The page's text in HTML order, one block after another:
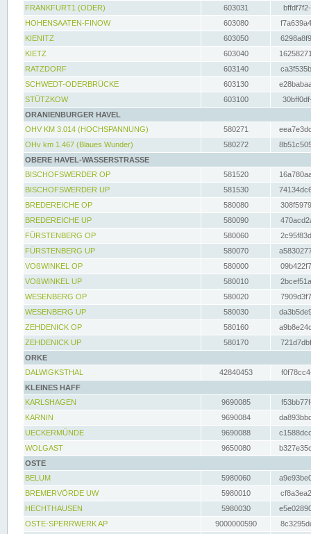
FRANKFURT1 (ODER)
603031
HOHENSAATEN-FINOW
603080
KIENITZ
603050
KIETZ
603040
RATZDORF
603140
SCHWEDT-ODERBRÜCKE
603130
STÜTZKOW
603100
ORANIENBURGER HAVEL
OHV KM 3.014 (HOCHSPANNUNG)
580271
OHv km 1.467 (Blaues Wunder)
580272
OBERE HAVEL-WASSERSTRASSE
BISCHOFSWERDER OP
581520
BISCHOFSWERDER UP
581530
BREDEREICHE OP
580080
BREDEREICHE UP
580090
FÜRSTENBERG OP
580060
FÜRSTENBERG UP
580070
VOßWINKEL OP
580000
VOßWINKEL UP
580010
WESENBERG OP
580020
WESENBERG UP
580030
ZEHDENICK OP
580160
ZEHDENICK UP
580170
ORKE
DALWIGKSTHAL
42840453
KLEINES HAFF
KARLSHAGEN
9690085
KARNIN
9690084
UECKERMÜNDE
9690088
WOLGAST
9650080
OSTE
BELUM
5980060
BREMERVÖRDE UW
5980010
HECHTHAUSEN
5980030
OSTE-SPERRWERK AP
9000000590